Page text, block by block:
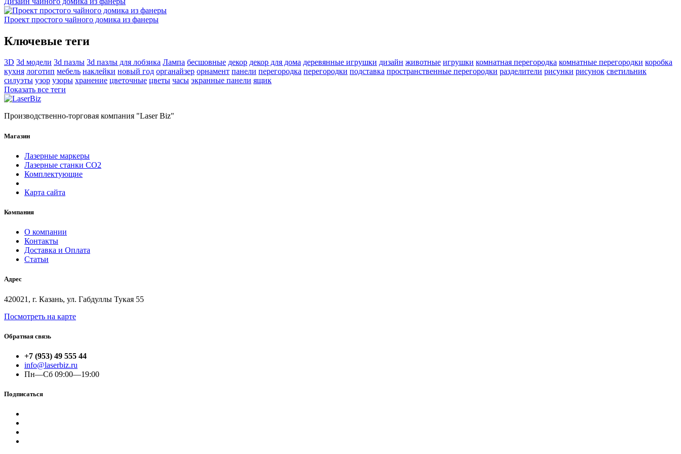
Проект простого чайного домика из фанеры
Ключевые теги
3D 3d модели 3d пазлы 3d пазлы для лобзика Лампа бесшовные декор декор для дома деревянные игрушки дизайн животные игрушки комнатная перегородка комнатные перегородки коробка
кухня логотип мебель наклейки новый год органайзер орнамент панели перегородка перегородки подставка пространственные перегородки разделители рисунки рисунок светильник
силуэты узор узоры хранение цветочные цветы часы экранные панели ящик
Показать все теги
Производственно-торговая компания "Laser Biz"
Магазин
Лазерные маркеры
Лазерные станки СО2
Комплектующие
Карта сайта
Компания
О компании
Контакты
Доставка и Оплата
Статьи
Адрес
420021, г. Казань, ул. Габдуллы Тукая 55
Посмотреть на карте
Обратная связь
+7 (953) 49 555 44
info@laserbiz.ru
Пн—Сб 09:00—19:00
Подписаться